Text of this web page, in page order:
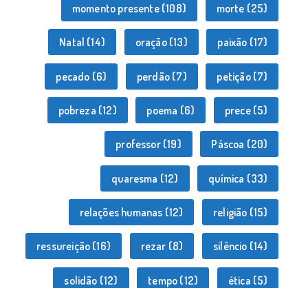
momento presente(108) morte (25)
Natal (14) oração(13) paixão (17)
pecado (6) perdão(7) petição(7)
pobreza (12) poema (6) prece(5)
professor(19) Páscoa (20)
quaresma (12) química (33)
relações humanas (12) religião (15)
ressureição (16) rezar (8) silêncio (14)
solidão (12) tempo (12) ética (5)